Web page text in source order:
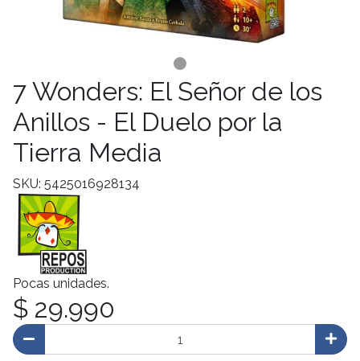
7 Wonders: El Señor de los
Anillos - El Duelo por la
Tierra Media
SKU: 5425016928134
Pocas unidades.
$ 29.990